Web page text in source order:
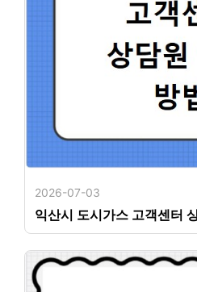
2026-07-03
익산시 도시가스 고객센터